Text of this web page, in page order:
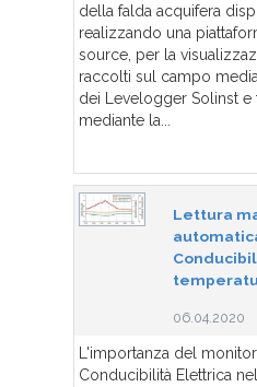
della falda acquifera
realizzando una
source, per la
raccolti sul campo
dei Levelogger Solinst e
mediante la...
Lettura
06.04.2020
L'importanza del
Conducibilità Elettrica